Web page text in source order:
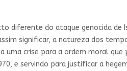
diferente do ataque genocida
significar, a natureza dos
uma crise para a ordem moral
e servindo para justificar a